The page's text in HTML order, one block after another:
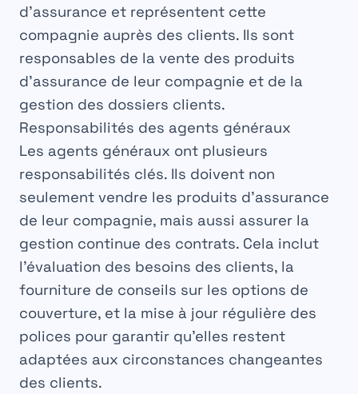
d’assurance et représentent cette
compagnie auprès des clients. Ils sont
responsables de la vente des produits
d’assurance de leur compagnie et de la
gestion des dossiers clients.
Responsabilités des agents généraux
Les agents généraux ont plusieurs
responsabilités clés. Ils doivent non
seulement vendre les produits d’assurance
de leur compagnie, mais aussi assurer la
gestion continue des contrats. Cela inclut
l’évaluation des besoins des clients, la
fourniture de conseils sur les options de
couverture, et la mise à jour régulière des
polices pour garantir qu’elles restent
adaptées aux circonstances changeantes
des clients.